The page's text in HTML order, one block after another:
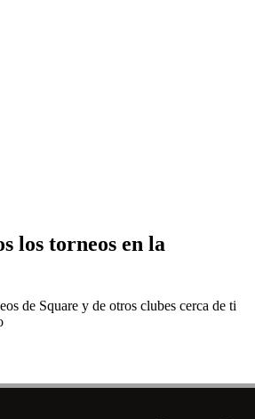
los torneos en la
de Square y de otros clubes cerca de ti